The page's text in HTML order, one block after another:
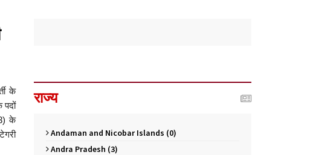
के
पदों
के
राज्य
Andaman and Nicobar Islands (0)
Andra Pradesh (3)